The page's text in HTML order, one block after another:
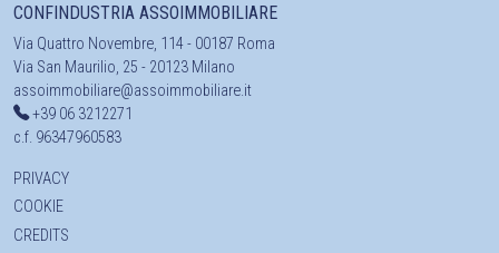
CONFINDUSTRIA ASSOIMMOBILIARE
Via Quattro Novembre, 114 - 00187 Roma
Via San Maurilio, 25 - 20123 Milano
assoimmobiliare@assoimmobiliare.it
+39 06 3212271
c.f. 96347960583
PRIVACY
COOKIE
CREDITS